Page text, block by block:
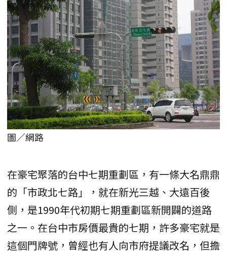
圖／網路
在豪宅聚落的台中七期重劃區，有一條大名鼎鼎
的「市政北七路」，就在新光三越、大遠百後
側，是1990年代初期七期重劃區新開闢的道路
之一。在台中市房價最貴的七期，許多豪宅就是
這個門牌號，曾經也有人向市府提議改名，但擔